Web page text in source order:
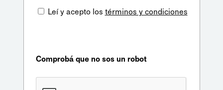
Leí y acepto los términos y condiciones
Comprobá que no sos un robot